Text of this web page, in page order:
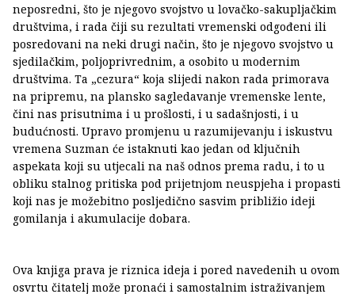
neposredni, što je njegovo svojstvo u lovačko-sakupljačkim
društvima, i rada čiji su rezultati vremenski odgođeni ili
posredovani na neki drugi način, što je njegovo svojstvo u
sjedilačkim, poljoprivrednim, a osobito u modernim
društvima. Ta „cezura“ koja slijedi nakon rada primorava
na pripremu, na plansko sagledavanje vremenske lente,
čini nas prisutnima i u prošlosti, i u sadašnjosti, i u
budućnosti. Upravo promjenu u razumijevanju i iskustvu
vremena Suzman će istaknuti kao jedan od ključnih
aspekata koji su utjecali na naš odnos prema radu, i to u
obliku stalnog pritiska pod prijetnjom neuspjeha i propasti
koji nas je možebitno posljedično sasvim približio ideji
gomilanja i akumulacije dobara.
Ova knjiga prava je riznica ideja i pored navedenih u ovom
osvrtu čitatelj može pronaći i samostalnim istraživanjem